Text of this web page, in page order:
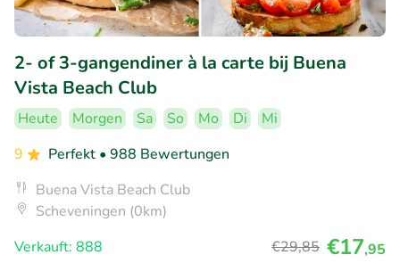
2- of 3-gangendiner à la carte bij Buena
Vista Beach Club
Heute Morgen Sa So Mo Di
Mi
9
Perfekt • 988 Bewertungen
Buena Vista Beach Club
Scheveningen (0km)
Verkauft: 888
€29,85 €17,95